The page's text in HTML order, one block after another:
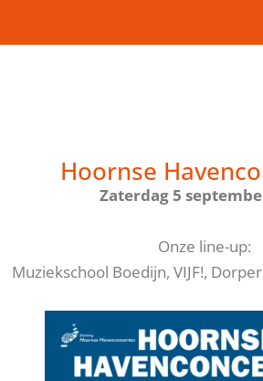
Hoornse
Zaterdag 5
Onze line-up:
Muziekschool Boedijn, VIJF!,